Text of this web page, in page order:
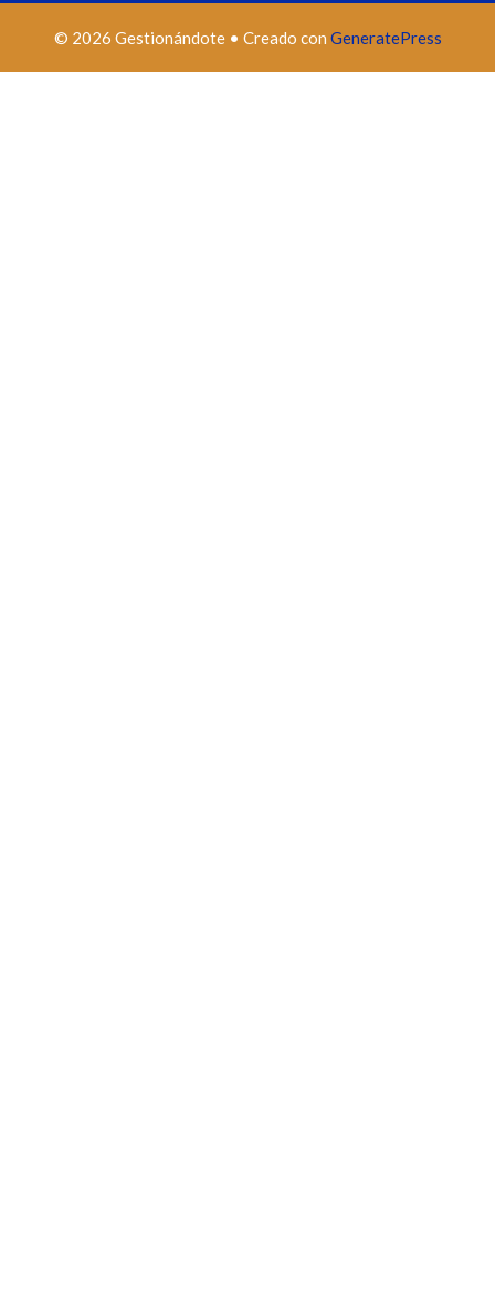
© 2026 Gestionándote• Creado con GeneratePress